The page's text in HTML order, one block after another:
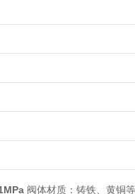
阀体材质：铸铁、黄铜